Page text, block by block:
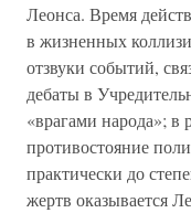
Леонса. Время
в жизненных
отзвуки событий,
дебаты в
«врагами народа»;
противостояние
практически до
жертв оказывается